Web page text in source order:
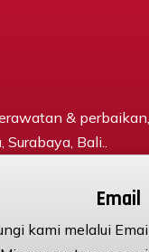
& perbaikan,
Bali..
Email
kami melalui